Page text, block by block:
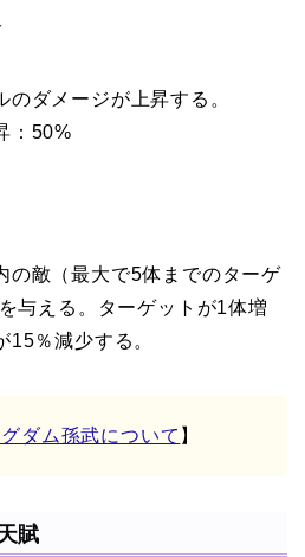
ダメージが上昇する。
：50%
の敵（最大で5体までのターゲ
与える。ターゲットが1体増
15％減少する。
ダム孫武について 】
賦